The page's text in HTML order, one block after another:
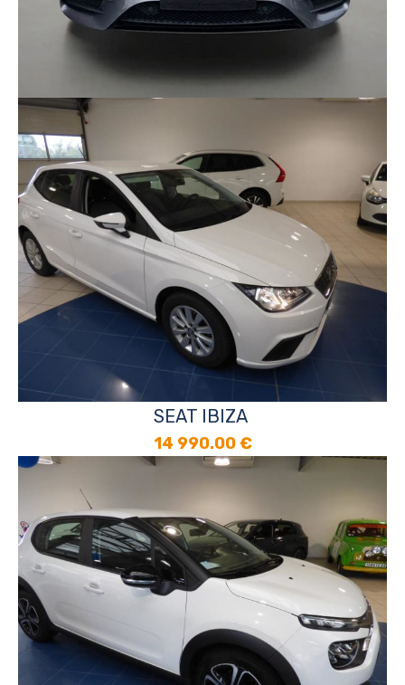
SEAT IBIZA
14 990.00€